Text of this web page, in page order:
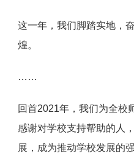
这一年，我们脚踏实地，
煌。
……
回首2021年，我们为全校
感谢对学校支持帮助的人
展，成为推动学校发展的